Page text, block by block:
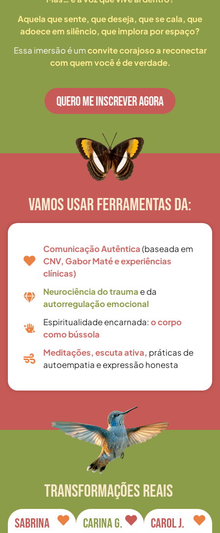
Aquela que sente, que deseja, que se cala, que
adoece em silêncio, que implora por espaço?
Essa imersão é umconvite corajoso a reconectar
com quem você é de verdade.
QUERO ME INSCREVER AGORA
VAMOS USAR FERRAMENTAS DA:
Comunicação Autêntica(baseada em
CNV, Gabor Maté e experiências
clínicas)
Neurociência do trauma e da
autorregulação emocional
Espiritualidade encarnada: o corpo
como bússola
Meditações, escuta ativa, práticas de
autoempatia e expressão honesta
TRANSFORMAÇÕES REAIS
Sabrina
CARINA G. CAROL J.